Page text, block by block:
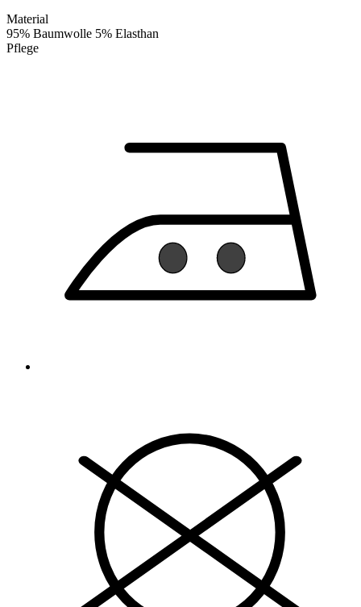
Material
95% Baumwolle 5% Elasthan
Pflege